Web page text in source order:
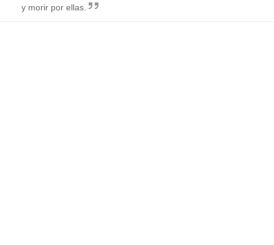
y morir por ellas.